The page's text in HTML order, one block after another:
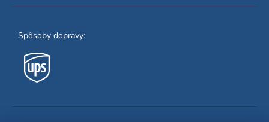
Spôsoby dopravy: